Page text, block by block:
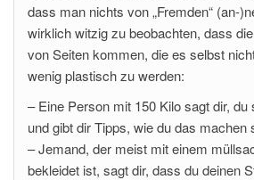
dass man nichts von „Fremden“ (an-
wirklich witzig zu beobachten, dass
von Seiten kommen, die es selbst
wenig plastisch zu werden:
– Eine Person mit 150 Kilo sagt dir,
und gibt dir Tipps, wie du das machen
– Jemand, der meist mit einem
bekleidet ist, sagt dir, dass du deinen